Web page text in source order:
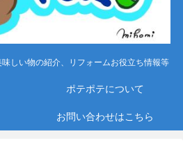
しい物の紹介、リフォームお役立ち情報等
ポテポテについて
お問い合わせはこちら